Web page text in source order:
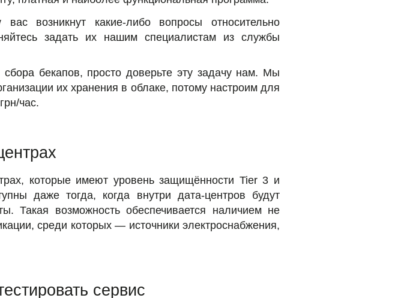
возникнут какие-либо вопросы относительно
задать их нашим специалистам из службы
бекапов, просто доверьте эту задачу нам. Мы
их хранения в облаке, потому настроим для
час.
которые имеют уровень защищённости Tier 3 и
даже тогда, когда внутри дата-центров будут
Такая возможность обеспечивается наличием не
среди которых — источники электроснабжения,
сервис